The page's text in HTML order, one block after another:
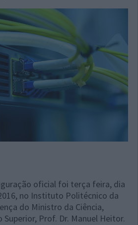
oficial foi terça feira, dia
no Instituto Politécnico da
do Ministro da Ciência,
Superior, Prof. Dr. Manuel Heitor.